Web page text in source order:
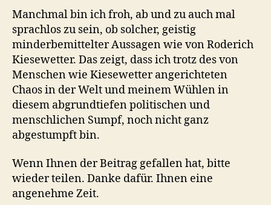
Manchmal bin ich froh, ab und zu auch mal
sprachlos zu sein, ob solcher, geistig
minderbemittelter Aussagen wie von Roderich
Kiesewetter. Das zeigt, dass ich trotz des von
Menschen wie Kiesewetter angerichteten
Chaos in der Welt und meinem Wühlen in
diesem abgrundtiefen politischen und
menschlichen Sumpf, noch nicht ganz
abgestumpft bin.
Wenn Ihnen der Beitrag gefallen hat, bitte
wieder teilen. Danke dafür. Ihnen eine
angenehme Zeit.